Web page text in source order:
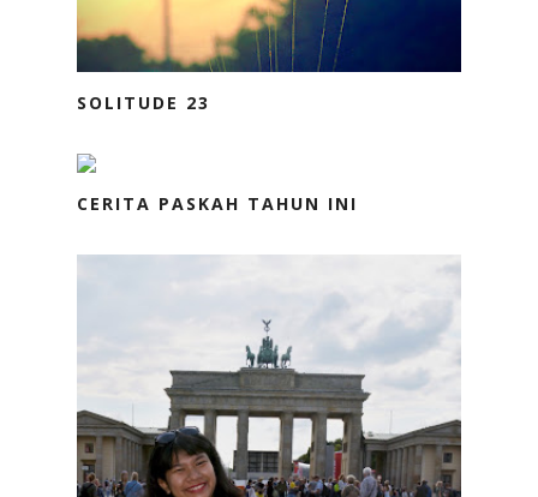
SOLITUDE 23
CERITA PASKAH TAHUN INI